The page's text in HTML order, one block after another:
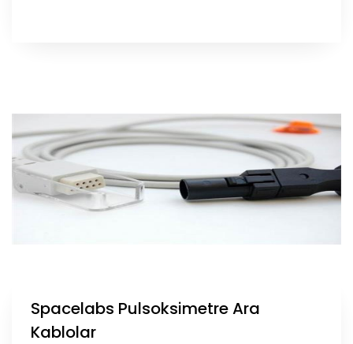
Spacelabs Pulsoksimetre Ara
Kablolar